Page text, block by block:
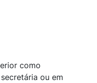
como
ou em